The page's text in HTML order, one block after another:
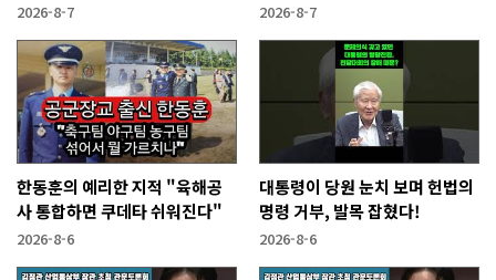
2026-8-7 2026-8-7
한동훈의 예리한 지적 "육해공
사 통합하면 쿠데타 쉬워진다"
2026-8-6
대통령이 당원 눈치 보며 헌법의
명령 거부, 발목 잡혔다!
2026-8-6